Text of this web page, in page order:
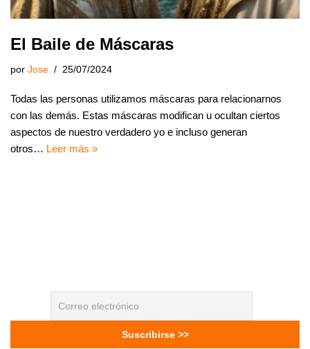
El Baile de Máscaras
por Jose 25/07/2024
Todas las personas utilizamos máscaras para relacionarnos
con las demás. Estas máscaras modifican u ocultan ciertos
aspectos de nuestro verdadero yo e incluso generan
otros… Leer más »